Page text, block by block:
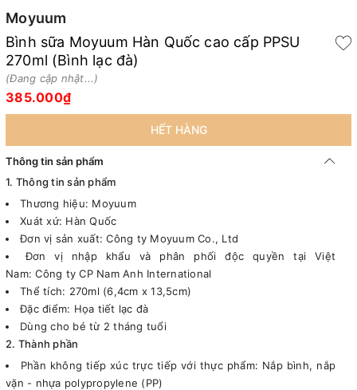
Moyuum
Bình sữa Moyuum Hàn Quốc cao cấp PPSU
270ml (Bình lạc đà)
(Đang cập nhật...)
385.000₫
HẾT HÀNG
Thông tin sản phẩm
1. Thông tin sản phẩm
Thương hiệu: Moyuum
Xuát xứ: Hàn Quốc
Đơn vị sản xuất: Công ty Moyuum Co., Ltd
Đơn vị nhập khẩu và phân phối độc quyền tại Việt
Nam: Công ty CP Nam Anh International
Thể tích: 270ml (6,4cm x 13,5cm)
Đặc điểm: Họa tiết lạc đà
Dùng cho bé từ 2 tháng tuổi
2. Thành phần
Phần không tiếp xúc trực tiếp với thực phẩm: Nắp bình, nắp
vặn - nhựa polypropylene (PP)